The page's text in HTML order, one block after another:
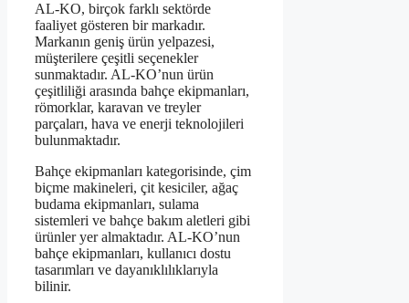
AL-KO, birçok farklı sektörde
faaliyet gösteren bir markadır.
Markanın geniş ürün yelpazesi,
müşterilere çeşitli seçenekler
sunmaktadır. AL-KO’nun ürün
çeşitliliği arasında bahçe ekipmanları,
römorklar, karavan ve treyler
parçaları, hava ve enerji teknolojileri
bulunmaktadır.
Bahçe ekipmanları kategorisinde, çim
biçme makineleri, çit kesiciler, ağaç
budama ekipmanları, sulama
sistemleri ve bahçe bakım aletleri gibi
ürünler yer almaktadır. AL-KO’nun
bahçe ekipmanları, kullanıcı dostu
tasarımları ve dayanıklılıklarıyla
bilinir.